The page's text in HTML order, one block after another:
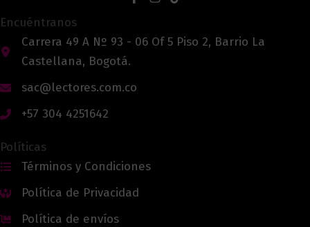
Encuéntranos
Carrera 49 A Nº 93 - 06 Of 5 Piso 2, Barrio La
Castellana, Bogotá.
sac@lectores.com.co
+57 304 4251642
Políticas
Términos y Condiciones
Política de Privacidad
Política de envíos